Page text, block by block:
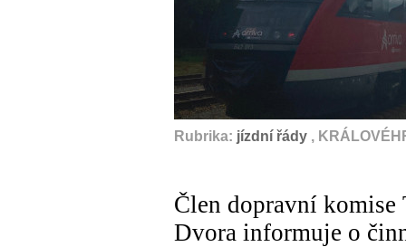
Rubrika: jízdní řády ,
Člen dopravní komise
Dvora informuje o